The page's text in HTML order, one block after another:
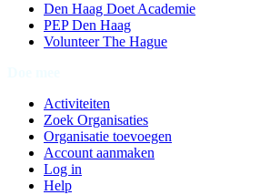
Den Haag Doet Academie
PEP Den Haag
Volunteer The Hague
Activiteiten
Zoek Organisaties
Organisatie toevoegen
Account aanmaken
Log in
Help